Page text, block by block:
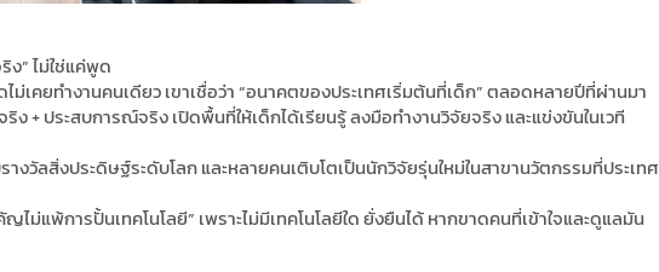
ง” ไม่ใช่แค่พูด
ม่เคยทำงานคนเดียว เขาเชื่อว่า “อนาคตของประเทศเริ่มต้นที่เด็ก” ตลอดหลายปีที่ผ่านมา
ง + ประสบการณ์จริง เปิดพื้นที่ให้เด็กได้เรียนรู้ ลงมือทำงานวิจัยจริง และแข่งขันในเวที
งวัลสิ่งประดิษฐ์ระดับโลก และหลายคนเติบโตเป็นนักวิจัยรุ่นใหม่ในสาขานวัตกรรมที่ประเทศ
ม่แพ้การปั้นเทคโนโลยี” เพราะไม่มีเทคโนโลยีใด ยั่งยืนได้ หากขาดคนที่เข้าใจและดูแลมัน